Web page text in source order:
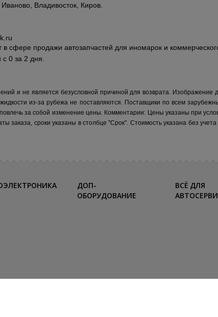
Владивосток, Киров.
в сфере продажи автозапчастей для иномарок и
0 за 2 дня.
и не является безусловной причиной для возврата.
из-за рубежа не поставляются. Поставщики по всем
за собой изменение цены. Комментарии: Цены указаны при
заказа, сроки указаны в столбце "Срок". Стоимость указана без
ДОП-
ОБОРУДОВАНИЕ
ВСЁ ДЛЯ